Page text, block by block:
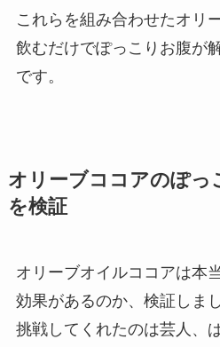
これらを組み合わせたオリ
飲むだけでぽっこりお腹が
です。
オリーブココアのぽっ
を検証
オリーブオイルココアは本
効果があるのか、検証しまし
挑戦してくれたのは芸人、